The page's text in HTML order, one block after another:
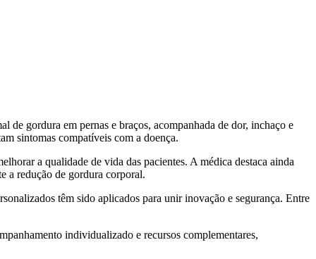
gordura em pernas e braços, acompanhada de dor, inchaço e
sintomas compatíveis com a doença.
a qualidade de vida das pacientes. A médica destaca ainda
a redução de gordura corporal.
têm sido aplicados para unir inovação e segurança. Entre
individualizado e recursos complementares,